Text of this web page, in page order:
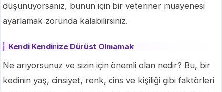
düşünüyorsanız, bunun için bir veteriner muayenesi
ayarlamak zorunda kalabilirsiniz.
Kendi Kendinize Dürüst Olmamak
Ne arıyorsunuz ve sizin için önemli olan nedir? Bu, bir
kedinin yaş, cinsiyet, renk, cins ve kişiliği gibi faktörleri